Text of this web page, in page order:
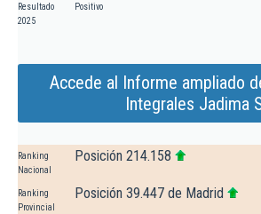
Resultado
2025
Positivo
Accede al Informe ampliado
Integrales Jadima
Ranking
Nacional
Posición 214.158
Ranking
Provincial
Posición 39.447 de Madrid